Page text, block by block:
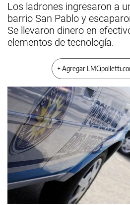
Los ladrones ingresaron a
barrio San Pablo y
Se llevaron dinero en
elementos de tecnología.
+ Agregar